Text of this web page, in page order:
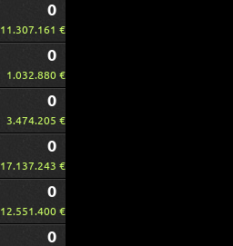
0
11.307.161 €
0
1.032.880 €
0
3.474.205 €
0
17.137.243 €
0
12.551.400 €
0